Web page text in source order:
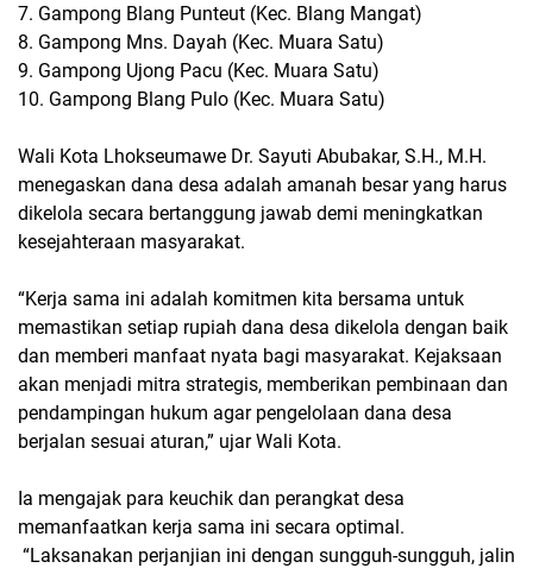
7. Gampong Blang Punteut (Kec. Blang Mangat)
8. Gampong Mns. Dayah (Kec. Muara Satu)
9. Gampong Ujong Pacu (Kec. Muara Satu)
10. Gampong Blang Pulo (Kec. Muara Satu)
Wali Kota Lhokseumawe Dr. Sayuti Abubakar, S.H., M.H.
menegaskan dana desa adalah amanah besar yang harus
dikelola secara bertanggung jawab demi meningkatkan
kesejahteraan masyarakat.
“Kerja sama ini adalah komitmen kita bersama untuk
memastikan setiap rupiah dana desa dikelola dengan baik
dan memberi manfaat nyata bagi masyarakat. Kejaksaan
akan menjadi mitra strategis, memberikan pembinaan dan
pendampingan hukum agar pengelolaan dana desa
berjalan sesuai aturan,” ujar Wali Kota.
Ia mengajak para keuchik dan perangkat desa
memanfaatkan kerja sama ini secara optimal.
“Laksanakan perjanjian ini dengan sungguh-sungguh, jalin